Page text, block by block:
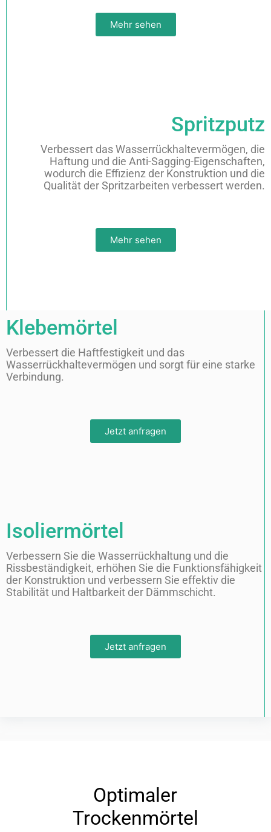
Mehr sehen
Spritzputz
Verbessert das Wasserrückhaltevermögen, die
Haftung und die Anti-Sagging-Eigenschaften,
wodurch die Effizienz der Konstruktion und die
Qualität der Spritzarbeiten verbessert werden.
Mehr sehen
Klebemörtel
Verbessert die Haftfestigkeit und das
Wasserrückhaltevermögen und sorgt für eine starke
Verbindung.
Jetzt anfragen
Isoliermörtel
Verbessern Sie die Wasserrückhaltung und die
Rissbeständigkeit, erhöhen Sie die Funktionsfähigkeit
der Konstruktion und verbessern Sie effektiv die
Stabilität und Haltbarkeit der Dämmschicht.
Jetzt anfragen
Optimaler
Trockenmörtel